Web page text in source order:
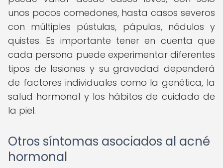
unos pocos comedones, hasta casos severos
con múltiples pústulas, pápulas, nódulos y
quistes. Es importante tener en cuenta que
cada persona puede experimentar diferentes
tipos de lesiones y su gravedad dependerá
de factores individuales como la genética, la
salud hormonal y los hábitos de cuidado de
la piel.
Otros síntomas asociados al acné
hormonal